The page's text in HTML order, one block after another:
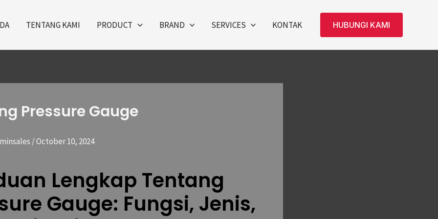
TENTANG KAMI PRODUCT BRAND SERVICES KONTAK HUBUNGI KAMI
Pressure Gauge
/October 10, 2024
Lengkap Tentang
Gauge: Fungsi, Jenis,